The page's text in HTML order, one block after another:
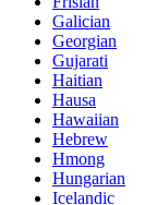
Galician
Georgian
Gujarati
Haitian
Hausa
Hawaiian
Hebrew
Hmong
Hungarian
Icelandic